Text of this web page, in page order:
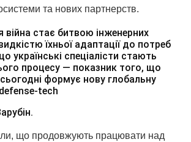
та нових партнерств.
війна стає битвою інженерних
їхньої адаптації до потреб
українські спеціалісти стають
процесу — показник того, що
формує нову глобальну
tech
що продовжують працювати над